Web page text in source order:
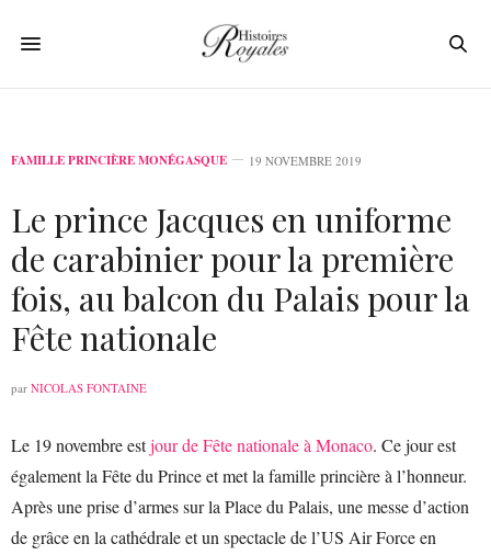
FAMILLE PRINCIÈRE MONÉGASQUE 19 NOVEMBRE 2019
Le prince Jacques en uniforme
de carabinier pour la première
fois, au balcon du Palais pour la
Fête nationale
par NICOLAS FONTAINE
Le 19 novembre estjour de Fête nationale à Monaco. Ce jour est
également la Fête du Prince et met la famille princière à l’honneur.
Après une prise d’armes sur la Place du Palais, une messe d’action
de grâce en la cathédrale et un spectacle de l’US Air Force en